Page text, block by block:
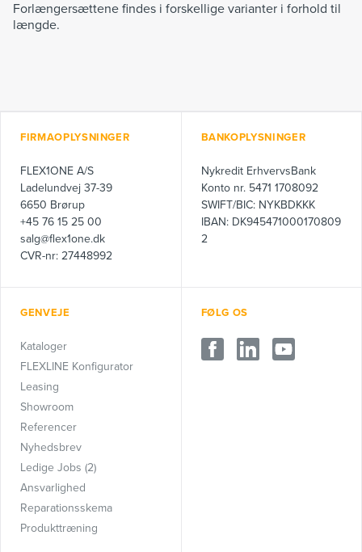
Forlængersættene findes i forskellige varianter i forhold til
længde.
FIRMAOPLYSNINGER
FLEX1ONE A/S
Ladelundvej 37-39
6650 Brørup
+45 76 15 25 00
salg@flex1one.dk
CVR-nr: 27448992
BANKOPLYSNINGER
Nykredit ErhvervsBank
Konto nr. 5471 1708092
SWIFT/BIC: NYKBDKKK
IBAN: DK945471000170809
2
GENVEJE
Kataloger
FLEXLINE Konfigurator
Leasing
Showroom
Referencer
Nyhedsbrev
Ledige Jobs (2)
Ansvarlighed
Reparationsskema
Produkttræning
FØLG OS